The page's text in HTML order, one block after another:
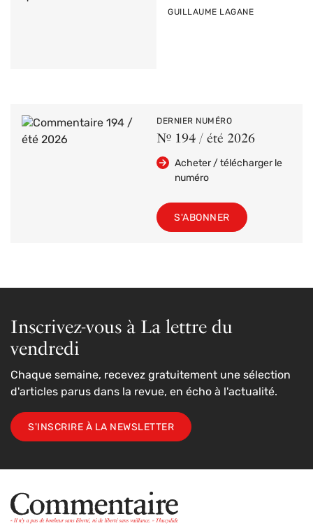
PAR
GUILLAUME LAGANE
DERNIER NUMÉRO
Nº 194 / été 2026
Acheter / télécharger le
numéro
S'ABONNER
Inscrivez-vous à La lettre du
vendredi
Chaque semaine, recevez gratuitement une sélection
d'articles parus dans la revue, en écho à l'actualité.
S'INSCRIRE À LA NEWSLETTER